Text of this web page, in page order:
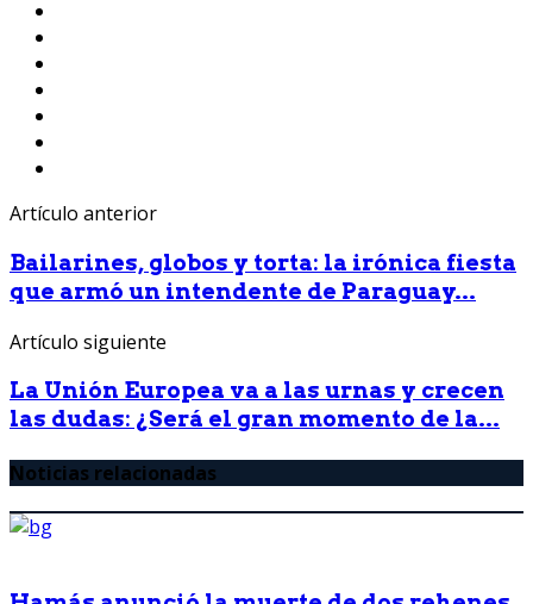
Artículo anterior
Bailarines, globos y torta: la irónica fiesta
que armó un intendente de Paraguay...
Artículo siguiente
La Unión Europea va a las urnas y crecen
las dudas: ¿Será el gran momento de la...
Noticias relacionadas